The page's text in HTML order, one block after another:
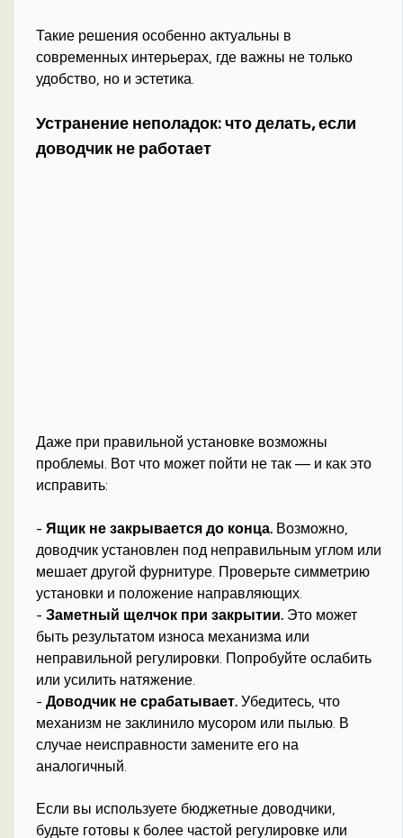
Такие решения особенно актуальны в
современных интерьерах, где важны не только
удобство, но и эстетика.
Устранение неполадок: что делать, если
доводчик не работает
Даже при правильной установке возможны
проблемы. Вот что может пойти не так — и как это
исправить:
-Ящик не закрывается до конца. Возможно,
доводчик установлен под неправильным углом или
мешает другой фурнитуре. Проверьте симметрию
установки и положение направляющих.
-Заметный щелчок при закрытии. Это может
быть результатом износа механизма или
неправильной регулировки. Попробуйте ослабить
или усилить натяжение.
-Доводчик не срабатывает. Убедитесь, что
механизм не заклинило мусором или пылью. В
случае неисправности замените его на
аналогичный.
Если вы используете бюджетные доводчики,
будьте готовы к более частой регулировке или